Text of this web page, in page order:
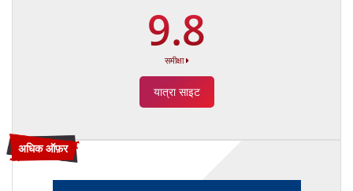
9.8
समीक्षा
यात्रा साइट
अधिक ऑफ़र